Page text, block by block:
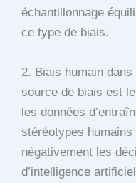
échantillonnage
ce type de biais.
2. Biais humain
source de biais est
les données
stéréotypes
négativement les
d’intelligence